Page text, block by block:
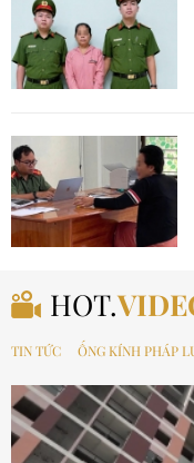
HOT.
TIN TỨC ỐNG KÍNH PHÁP